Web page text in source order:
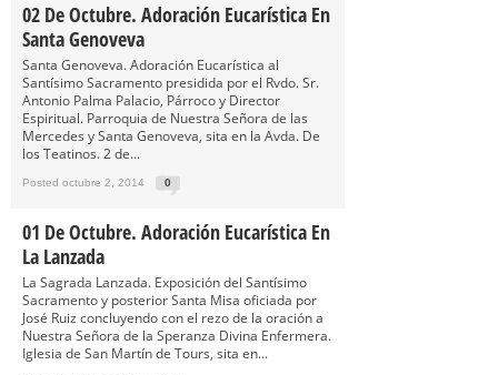
02 De Octubre. Adoración Eucarística En
Santa Genoveva
Santa Genoveva. Adoración Eucarística al
Santísimo Sacramento presidida por el Rvdo. Sr.
Antonio Palma Palacio, Párroco y Director
Espiritual. Parroquia de Nuestra Señora de las
Mercedes y Santa Genoveva, sita en la Avda. De
los Teatinos. 2 de...
Posted octubre 2, 2014 0
01 De Octubre. Adoración Eucarística En
La Lanzada
La Sagrada Lanzada. Exposición del Santísimo
Sacramento y posterior Santa Misa oficiada por
José Ruiz concluyendo con el rezo de la oración a
Nuestra Señora de la Speranza Divina Enfermera.
Iglesia de San Martín de Tours, sita en...